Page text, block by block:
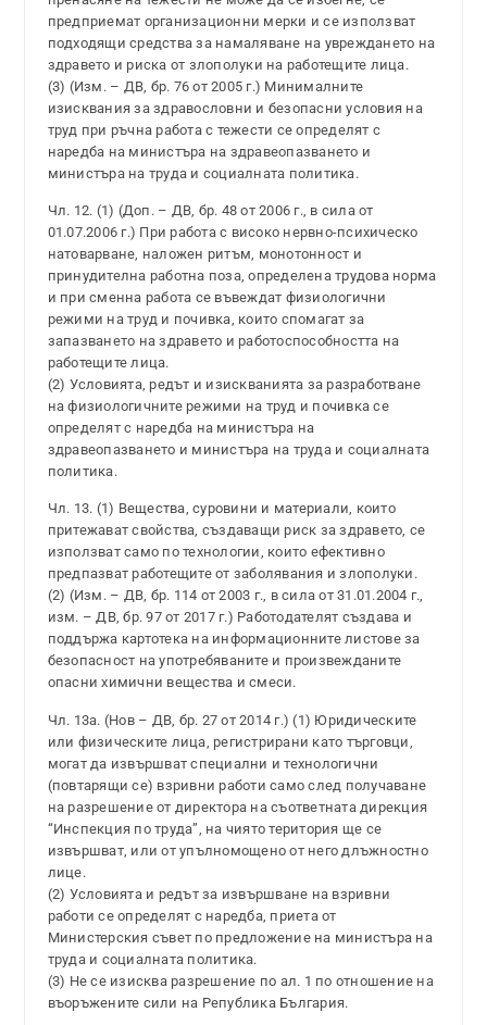
предприемат организационни мерки и се използват
подходящи средства за намаляване на увреждането на
здравето и риска от злополуки на работещите лица.
(3) (Изм. – ДВ, бр. 76 от 2005 г.) Минималните
изисквания за здравословни и безопасни условия на
труд при ръчна работа с тежести се определят с
наредба на министъра на здравеопазването и
министъра на труда и социалната политика.
Чл. 12. (1) (Доп. – ДВ, бр. 48 от 2006 г., в сила от
01.07.2006 г.) При работа с високо нервно-психическо
натоварване, наложен ритъм, монотонност и
принудителна работна поза, определена трудова норма
и при сменна работа се въвеждат физиологични
режими на труд и почивка, които спомагат за
запазването на здравето и работоспособността на
работещите лица.
(2) Условията, редът и изискванията за разработване
на физиологичните режими на труд и почивка се
определят с наредба на министъра на
здравеопазването и министъра на труда и социалната
политика.
Чл. 13. (1) Вещества, суровини и материали, които
притежават свойства, създаващи риск за здравето, се
използват само по технологии, които ефективно
предпазват работещите от заболявания и злополуки.
(2) (Изм. – ДВ, бр. 114 от 2003 г., в сила от 31.01.2004 г.,
изм. – ДВ, бр. 97 от 2017 г.) Работодателят създава и
поддържа картотека на информационните листове за
безопасност на употребяваните и произвежданите
опасни химични вещества и смеси.
Чл. 13а. (Нов – ДВ, бр. 27 от 2014 г.) (1) Юридическите
или физическите лица, регистрирани като търговци,
могат да извършват специални и технологични
(повтарящи се) взривни работи само след получаване
на разрешение от директора на съответната дирекция
“Инспекция по труда”, на чиято територия ще се
извършват, или от упълномощено от него длъжностно
лице.
(2) Условията и редът за извършване на взривни
работи се определят с наредба, приета от
Министерския съвет по предложение на министъра на
труда и социалната политика.
(3) Не се изисква разрешение по ал. 1 по отношение на
въоръжените сили на Република България.